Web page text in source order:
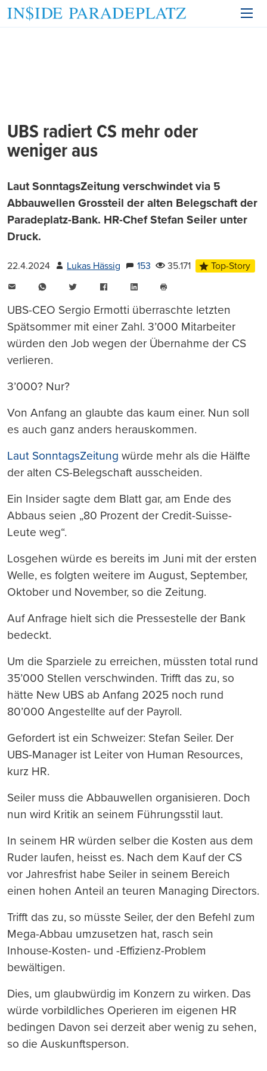
UBS radiert CS mehr oder
weniger aus
Laut SonntagsZeitung verschwindet via 5
Abbauwellen Grossteil der alten Belegschaft der
Paradeplatz-Bank. HR-Chef Stefan Seiler unter
Druck.
22.4.2024 Lukas Hässig 153 35.171
Top-Story
WhatsAppTwitter FacebookLinkedIn
drucken
UBS-CEO Sergio Ermotti überraschte letzten
Spätsommer mit einer Zahl. 3’000 Mitarbeiter
würden den Job wegen der Übernahme der CS
verlieren.
3’000? Nur?
Von Anfang an glaubte das kaum einer. Nun soll
es auch ganz anders herauskommen.
Laut SonntagsZeitung würde mehr als die Hälfte
der alten CS-Belegschaft ausscheiden.
Ein Insider sagte dem Blatt gar, am Ende des
Abbaus seien „80 Prozent der Credit-Suisse-
Leute weg“.
Losgehen würde es bereits im Juni mit der ersten
Welle, es folgten weitere im August, September,
Oktober und November, so die Zeitung.
Auf Anfrage hielt sich die Pressestelle der Bank
bedeckt.
Um die Sparziele zu erreichen, müssten total rund
35’000 Stellen verschwinden. Trifft das zu, so
hätte New UBS ab Anfang 2025 noch rund
80’000 Angestellte auf der Payroll.
Gefordert ist ein Schweizer: Stefan Seiler. Der
UBS-Manager ist Leiter von Human Resources,
kurz HR.
Seiler muss die Abbauwellen organisieren. Doch
nun wird Kritik an seinem Führungsstil laut.
In seinem HR würden selber die Kosten aus dem
Ruder laufen, heisst es. Nach dem Kauf der CS
vor Jahresfrist habe Seiler in seinem Bereich
einen hohen Anteil an teuren Managing Directors.
Trifft das zu, so müsste Seiler, der den Befehl zum
Mega-Abbau umzusetzen hat, rasch sein
Inhouse-Kosten- und -Effizienz-Problem
bewältigen.
Dies, um glaubwürdig im Konzern zu wirken. Das
würde vorbildliches Operieren im eigenen HR
bedingen Davon sei derzeit aber wenig zu sehen,
so die Auskunftsperson.